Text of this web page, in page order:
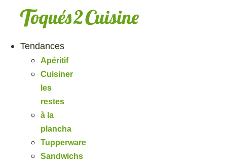
Tendances
Apéritif
Cuisiner
les
restes
à la
plancha
Tupperware
Sandwichs